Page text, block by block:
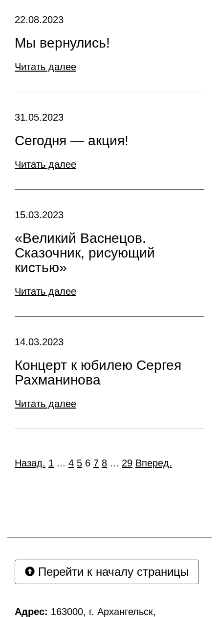
22.08.2023
Мы вернулись!
Читать далее
31.05.2023
Сегодня — акция!
Читать далее
15.03.2023
«Великий Васнецов.
Сказочник, рисующий
кистью»
Читать далее
14.03.2023
Концерт к юбилею Сергея
Рахманинова
Читать далее
Назад. 1 ... 4 5 6 7 8 ... 29 Вперед.
Перейти к началу страницы
Адрес: 163000, г. Архангельск,